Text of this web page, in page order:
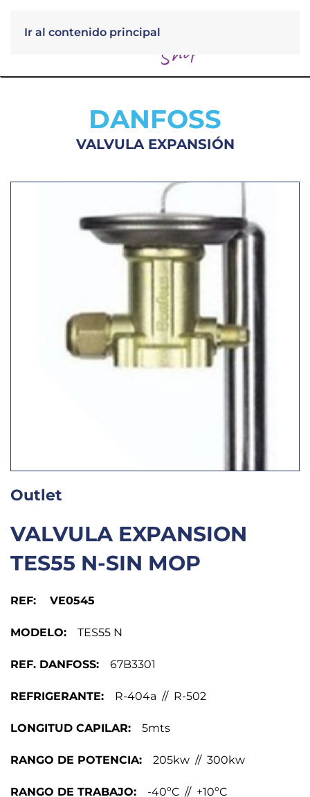
Ir al contenido principal
DANFOSS
VALVULA EXPANSIÓN
Outlet
VALVULA EXPANSION
TES55 N-SIN MOP
REF: VE0545
MODELO: TES55 N
REF. DANFOSS: 67B3301
REFRIGERANTE: R-404a // R-502
LONGITUD CAPILAR: 5mts
RANGO DE POTENCIA: 205kw // 300kw
RANGO DE TRABAJO: -40ºC // +10ºC